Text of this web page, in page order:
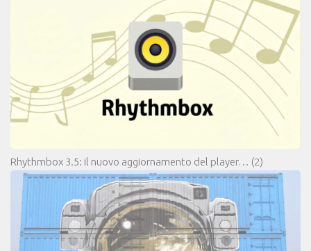
Rhythmbox 3.5: il nuovo aggiornamento del player… (2)